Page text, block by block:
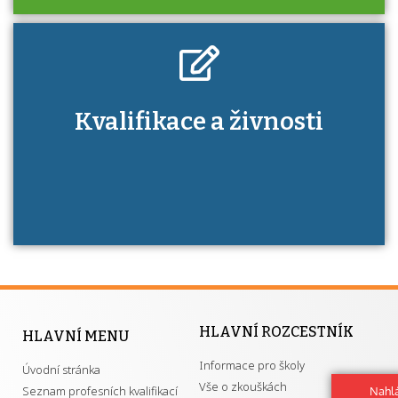
Kdo je to autorizovaná osoba a jaké výhody
má získání autorizace?
Kvalifikace a živnosti
HLAVNÍ MENU
Úvodní stránka
Seznam profesních kvalifikací
HLAVNÍ ROZCESTNÍK
Informace pro školy
Vše o zkouškách